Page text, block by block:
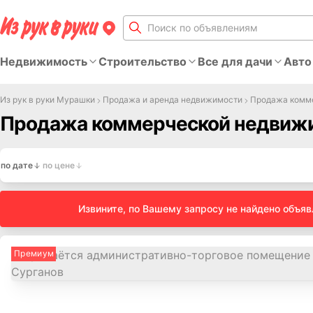
Недвижимость Строительство Все для дачи
Из рук в руки Мурашки Продажа и аренда недвижимости Продажа
Продажа коммерческой
по дате по цене
Извините, по Вашему запросу не найдено
Премиум